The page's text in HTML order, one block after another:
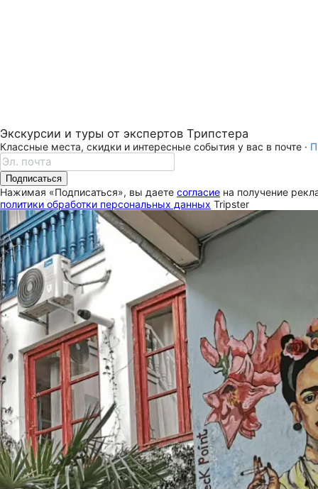
Экскурсии и туры от экспертов Трипстера
Классные места, скидки и интересные события у вас в почте ·
Подписаться
Нажимая «Подписаться», вы даете согласие на получение
политики обработки персональных данных Tripster